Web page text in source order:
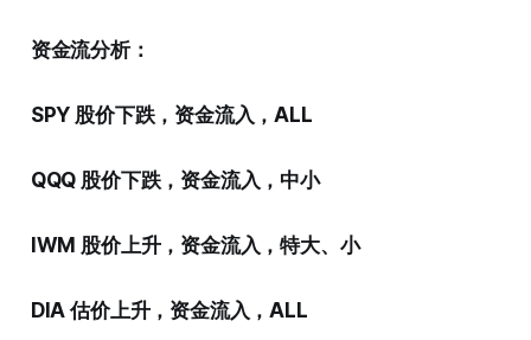
资金流分析：
SPY 股价下跌，资金流入，ALL
QQQ 股价下跌，资金流入，中小
IWM 股价上升，资金流入，特大、小
DIA 估价上升，资金流入，ALL